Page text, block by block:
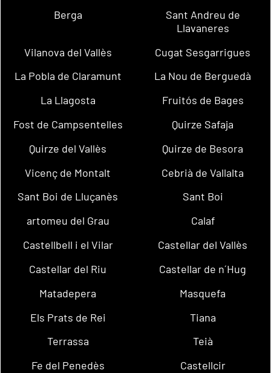
Berga
Sant Andreu de
Llavaneres
Vilanova del Vallès
Cugat Sesgarrigues
La Pobla de Claramunt
La Nou de Berguedà
La Llagosta
Fruitós de Bages
Fost de Campsentelles
Quirze Safaja
Quirze del Vallès
Quirze de Besora
Vicenç de Montalt
Cebrià de Vallalta
Sant Boi de Lluçanès
Sant Boi
artomeu del Grau
Calaf
Castellbell i el Vilar
Castellar del Vallès
Castellar del Riu
Castellar de n´Hug
Matadepera
Masquefa
Els Prats de Rei
Tiana
Terrassa
Teià
Fe del Penedès
Castellcir